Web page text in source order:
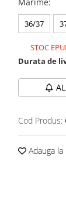
Marime:
36/37
STOC
Durata de
Cod Produs:
Adauga la